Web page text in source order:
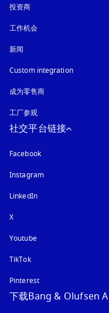
投资商
工作机会
新闻
Custom integration
成为零售商
工厂参观
社交平台链接
Facebook
Instagram在新选项卡中打开
LinkedIn
X
Youtube在新选项卡中打开
TikTok
Pinterest
下载Bang & Olufsen